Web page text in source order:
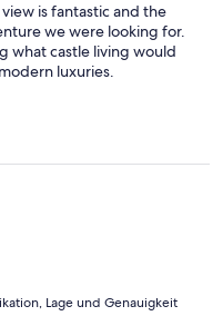
is fantastic and the
we were looking for.
what castle living would
luxuries.
Lage und Genauigkeit